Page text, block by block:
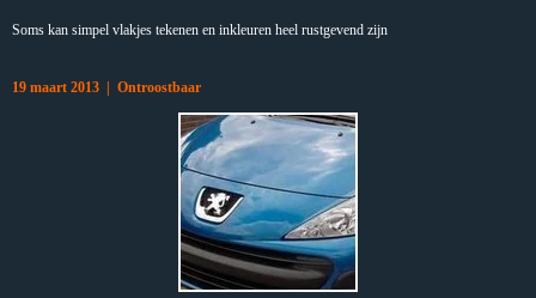
Soms kan simpel vlakjes tekenen en inkleuren heel rustgevend zijn
19 maart 2013 | Ontroostbaar